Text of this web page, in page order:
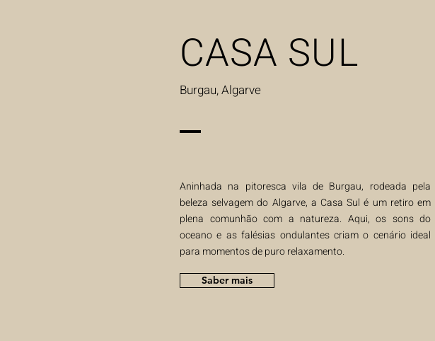
CASA SUL
Burgau, Algarve
Aninhada na pitoresca vila de Burgau, rodeada pela
beleza selvagem do Algarve, a Casa Sul é um retiro em
plena comunhão com a natureza. Aqui, os sons do
oceano e as falésias ondulantes criam o cenário ideal
para momentos de puro relaxamento.
Saber mais